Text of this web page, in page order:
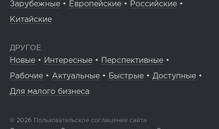
Зарубежные • Европейские • Российские •
Китайские
ДРУГОЕ
Новые • Интересные • Перспективные •
Рабочие • Актуальные • Быстрые • Доступные •
Для малого бизнеса
© 2026 Пользовательское соглашение сайта